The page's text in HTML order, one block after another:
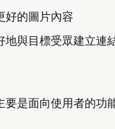
好的圖片內容
地與目標受眾建立連
要是面向使用者的功